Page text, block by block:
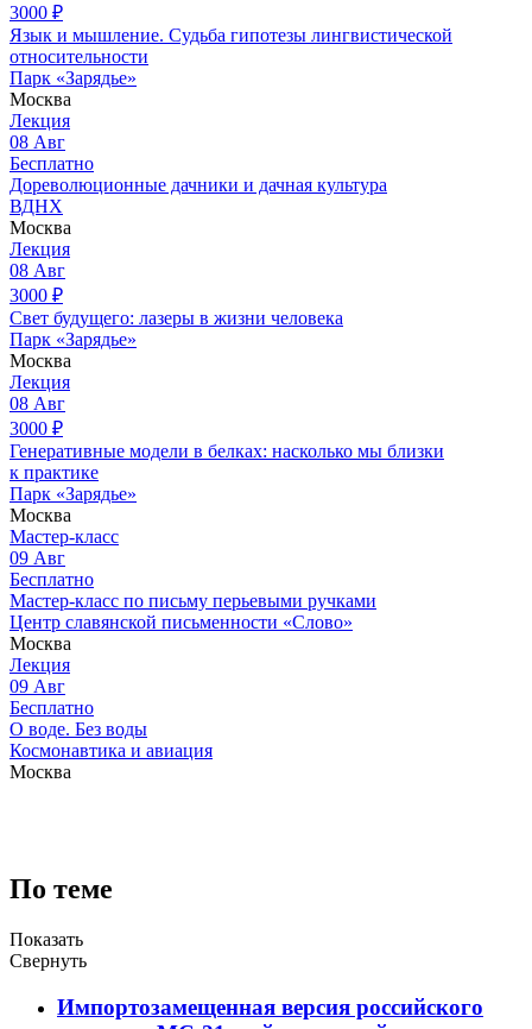
3000 ₽
Язык и мышление. Судьба гипотезы лингвистической
относительности
Парк «Зарядье»
Москва
Лекция
08 Авг
Бесплатно
Дореволюционные дачники и дачная культура
ВДНХ
Москва
Лекция
08 Авг
3000 ₽
Свет будущего: лазеры в жизни человека
Парк «Зарядье»
Москва
Лекция
08 Авг
3000 ₽
Генеративные модели в белках: насколько мы близки
к практике
Парк «Зарядье»
Москва
Мастер-класс
09 Авг
Бесплатно
Мастер-класс по письму перьевыми ручками
Центр славянской письменности «Слово»
Москва
Лекция
09 Авг
Бесплатно
О воде. Без воды
Космонавтика и авиация
Москва
По теме
Показать
Свернуть
Импортозамещенная версия российского